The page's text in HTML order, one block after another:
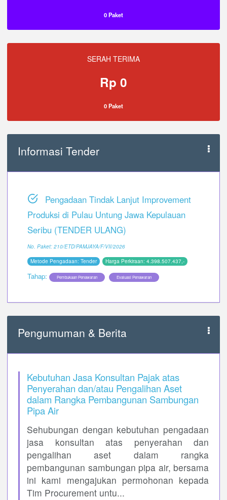
0 Paket
SERAH TERIMA
Rp 0
0 Paket
Informasi Tender
Pengadaan Tindak Lanjut Improvement
Produksi di Pulau Untung Jawa Kepulauan
Seribu (TENDER ULANG)
No. Paket: 210/ETD/PAMJAYA/F/VII/2026
Metode Pengadaan: Tender Harga Perkiraan: 4.398.507.437,-
Tahap: Pembukaan Penawaran Evaluasi Penawaran
Pengumuman & Berita
Kebutuhan Jasa Konsultan Pajak atas
Penyerahan dan/atau Pengalihan Aset
dalam Rangka Pembangunan Sambungan
Pipa Air
Sehubungan dengan kebutuhan pengadaan
jasa konsultan atas penyerahan dan
pengalihan aset dalam rangka
pembangunan sambungan pipa air, bersama
ini kami mengajukan permohonan kepada
Tim Procurement untu...